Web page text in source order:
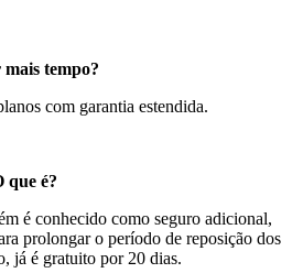
tempo?
com garantia estendida.
que é?
é conhecido como seguro adicional,
prolongar o período de reposição dos
já é gratuito por 20 dias.